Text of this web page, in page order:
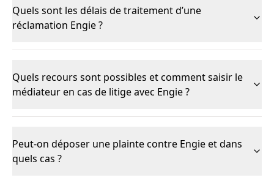
Quels sont les délais de traitement d’une
réclamation Engie ?
Quels recours sont possibles et comment saisir le
médiateur en cas de litige avec Engie ?
Peut-on déposer une plainte contre Engie et dans
quels cas ?